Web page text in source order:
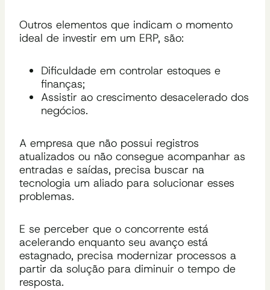
Outros elementos que indicam o momento
ideal de investir em um ERP, são:
Dificuldade em controlar estoques e
finanças;
Assistir ao crescimento desacelerado dos
negócios.
A empresa que não possui registros
atualizados ou não consegue acompanhar as
entradas e saídas, precisa buscar na
tecnologia um aliado para solucionar esses
problemas.
E se perceber que o concorrente está
acelerando enquanto seu avanço está
estagnado, precisa modernizar processos a
partir da solução para diminuir o tempo de
resposta.